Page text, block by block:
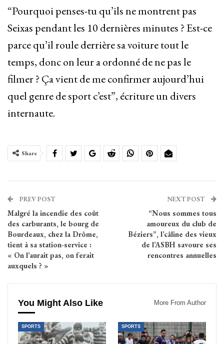
“Pourquoi penses-tu qu’ils ne montrent pas
Seixas pendant les 10 dernières minutes ? Est-ce
parce qu’il roule derrière sa voiture tout le
temps, donc on leur a ordonné de ne pas le
filmer ? Ça vient de me confirmer aujourd’hui
quel genre de sport c’est”, écriture un divers
internaute.
Share
PREV POST
Malgré la incendie des coût
des carburants, le bourg de
Bourdeaux, chez la Drôme,
tient à sa station-service :
« On l’aurait pas, on ferait
auxquels ? »
NEXT POST
“Nous sommes tous
amoureux du club de
Béziers”, l’câline des vieux
de l’ASBH savoure ses
rencontres annuelles
You Might Also Like More From Author
SPORTS SPORTS